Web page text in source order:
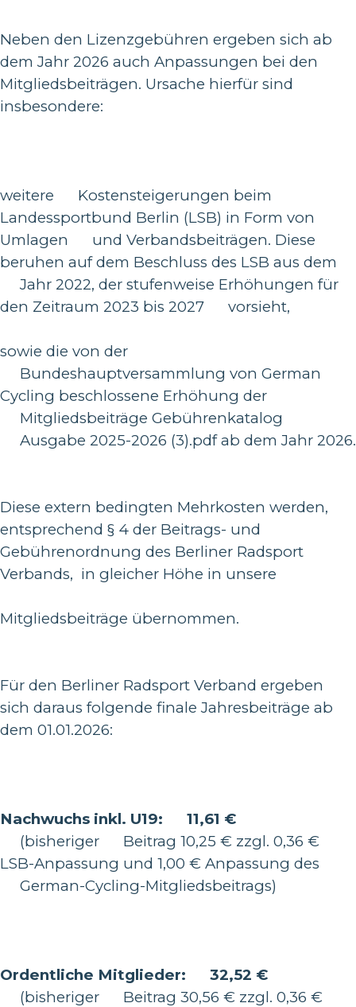
Neben den Lizenzgebühren ergeben sich ab
dem Jahr 2026 auch Anpassungen bei den
Mitgliedsbeiträgen. Ursache hierfür sind
insbesondere:
weitere Kostensteigerungen beim
Landessportbund Berlin (LSB) in Form von
Umlagen und Verbandsbeiträgen. Diese
beruhen auf dem Beschluss des LSB aus dem
Jahr 2022, der stufenweise Erhöhungen für
den Zeitraum 2023 bis 2027 vorsieht,
sowie die von der
Bundeshauptversammlung von German
Cycling beschlossene Erhöhung der
Mitgliedsbeiträge Gebührenkatalog
Ausgabe 2025-2026 (3).pdf ab dem Jahr 2026.
Diese extern bedingten Mehrkosten werden,
entsprechend § 4 der Beitrags- und
Gebührenordnung des Berliner Radsport
Verbands, in gleicher Höhe in unsere
Mitgliedsbeiträge übernommen.
Für den Berliner Radsport Verband ergeben
sich daraus folgende finale Jahresbeiträge ab
dem 01.01.2026:
Nachwuchs inkl. U19: 11,61 €
(bisheriger Beitrag 10,25 € zzgl. 0,36 €
LSB-Anpassung und 1,00 € Anpassung des
German-Cycling-Mitgliedsbeitrags)
Ordentliche Mitglieder: 32,52 €
(bisheriger Beitrag 30,56 € zzgl. 0,36 €